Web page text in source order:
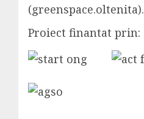
(greenspace.oltenita).
Proiect finantat prin: